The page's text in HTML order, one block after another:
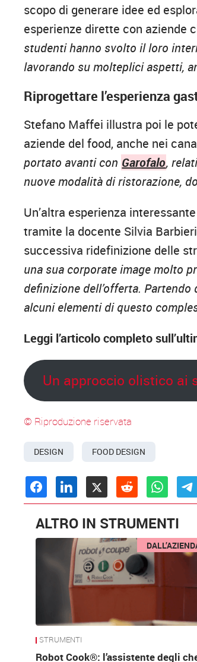
scopo di generare idee ed
esperienze dirette con aziende
studenti hanno svolto il loro
lavorando su molteplici aspetti,
Riprogettare l’esperienza
Stefano Maffei illustra poi le
aziende del food, anche nei
portato avanti con Garofalo,
nuove modalità di ristorazione,
Un’altra esperienza
tramite la docente Silvia
successiva ridefinizione delle
una sua corporate image molto
definizione dell’offerta.
alcuni elementi di questo
Leggi l’articolo completo
Un approccio olistico ai
© Riproduzione riservata
DESIGN FOOD DESIGN
ALTRO IN STRUMENTI
STRUMENTI
Robot Cook®: l’assistente degli